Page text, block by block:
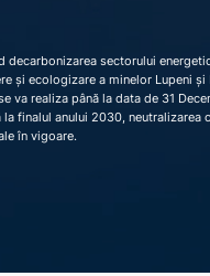
sectorului
și ecologizare a minelor Lupeni
va realiza până la data de 31
finalul anului 2030, neutralizarea
în vigoare.